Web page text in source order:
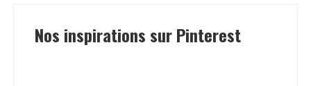
Nos inspirations sur Pinterest